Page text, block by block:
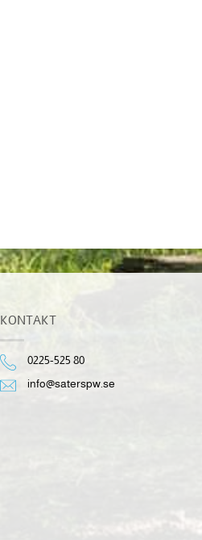
KONTAKT
0225-525 80
info@saterspw.se